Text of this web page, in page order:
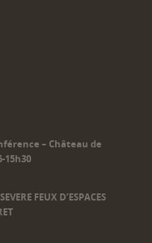
– Château de
15h30
FEUX D’ESPACES